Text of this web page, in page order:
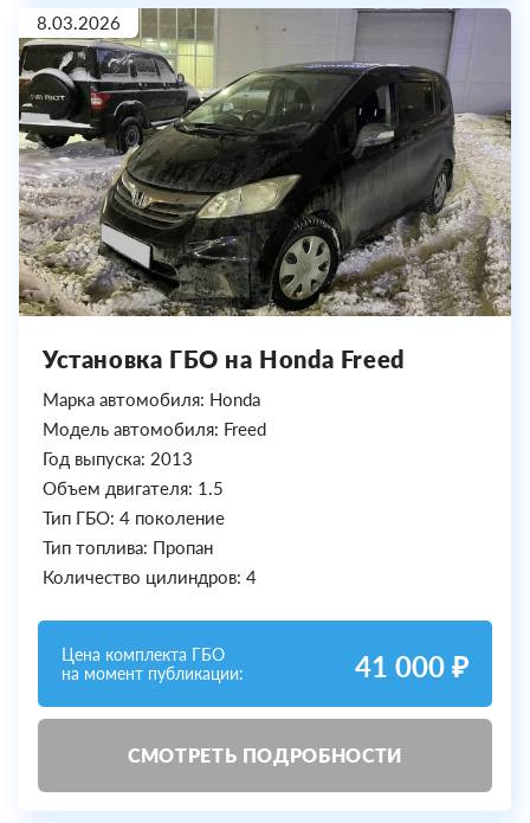
8.03.2026
Установка ГБО на Honda Freed
Марка автомобиля: Honda
Модель автомобиля: Freed
Год выпуска: 2013
Объем двигателя: 1.5
Тип ГБО: 4 поколение
Тип топлива: Пропан
Количество цилиндров: 4
Цена комплекта ГБО
на момент публикации:
41 000 ₽
СМОТРЕТЬ ПОДРОБНОСТИ